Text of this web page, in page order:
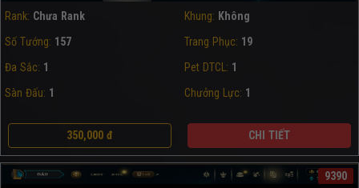
Rank: Chưa Rank Khung: Không
Số Tướng: 157 Trang Phục: 19
Đa Sắc: 1 Pet DTCL: 1
Sàn Đấu: 1 Chưởng Lực: 1
350,000 đ CHI TIẾT
9390